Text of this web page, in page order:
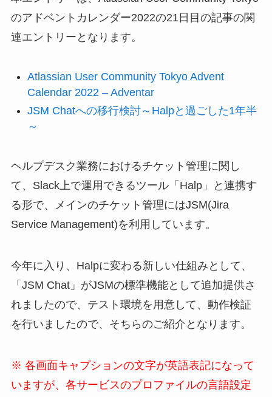
のアドベントカレンダー2022の21日目の記事の関
連エントリーとなります。
Atlassian User Community Tokyo Advent
Calendar 2022 – Adventar
JSM Chatへの移行検討～Halpと過ごした1年半
～
ヘルプデスク業務におけるチケット管理に関し
て、Slack上で運用できるツール「Halp」と連携す
る形で、メインのチケット管理にはJSM(Jira
Service Management)を利用しています。
今年に入り、Halpに変わる新しい仕組みとして、
「JSM Chat」がJSMの標準機能として追加提供さ
れましたので、テスト環境を用意して、動作検証
を行いましたので、そちらのご紹介となります。
※ 各画面キャプションの文字が英語表記になって
いますが、各サービスのプロファイルの言語設定